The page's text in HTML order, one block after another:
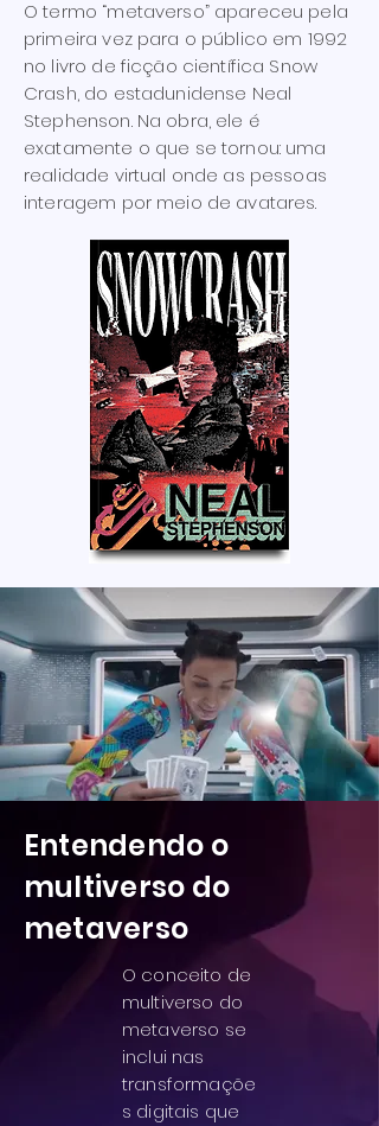
O termo “metaverso” apareceu pela
primeira vez para o público em 1992
no livro de ficção científica Snow
Crash, do estadunidense Neal
Stephenson. Na obra, ele é
exatamente o que se tornou: uma
realidade virtual onde as pessoas
interagem por meio de avatares.
Entendendo o
multiverso do
metaverso
O conceito de
multiverso do
metaverso se
inclui nas
transformaçõe
s digitais que